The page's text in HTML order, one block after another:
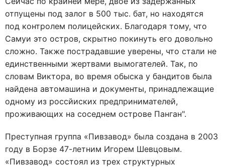
отпущены под залог в 500 тыс. бат, но находятся
под контролем полицейских. Благодаря тому, что
Самуи это остров, скрытно покинуть его довольно
сложно. Также пострадавшие уверены, что стали не
единственными жертвами вымогателей. Так, по
словам Виктора, во время обыска у бандитов была
найдена автомашина и документы, принадлежащие
одному из россйиских предпринимателей,
проживающих на соседнем острове Панган".
Преступная группа «Пивзавод» была создана в 2003
году в Борзе 47-летним Игорем Шевцовым.
«Пивзавод» состоял из трех структурных